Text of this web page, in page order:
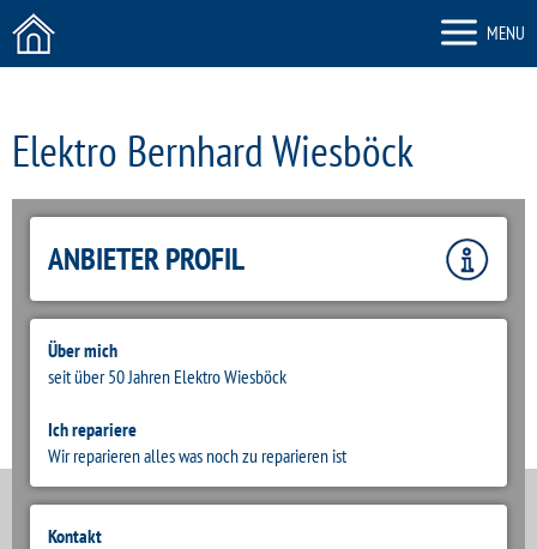
MENU
Elektro Bernhard Wiesböck
ZURÜCK
ANBIETER PROFIL
Über mich
seit über 50 Jahren Elektro Wiesböck
Ich repariere
Wir reparieren alles was noch zu reparieren ist
Kontakt